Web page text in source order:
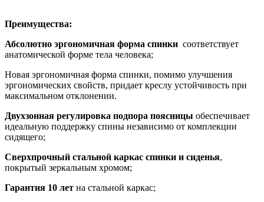
Преимущества:
Абсолютно эргономичная форма спинки соответствует
анатомической форме тела человека;
Новая эргономичная форма спинки, помимо улучшения
эргономических свойств, придает креслу устойчивость при
максимальном отклонении.
Двухзонная регулировка подпора поясницы обеспечивает
идеальную поддержку спины независимо от комплекции
сидящего;
Сверхпрочный стальной каркас спинки и сиденья,
покрытый зеркальным хромом;
Гарантия 10 лет на стальной каркас;